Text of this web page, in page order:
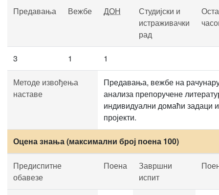
Предавања Вежбе ДОН
Студијски и
истраживачки
рад
3 1 1
Методе извођења
наставе
Предавања, вежбе на
анализа препоручене
индивидуални домаћи задаци и
пројекти.
Оцена знања (максимални број поена 100)
Предиспитне
обавезе
Поена
Завршни
испит